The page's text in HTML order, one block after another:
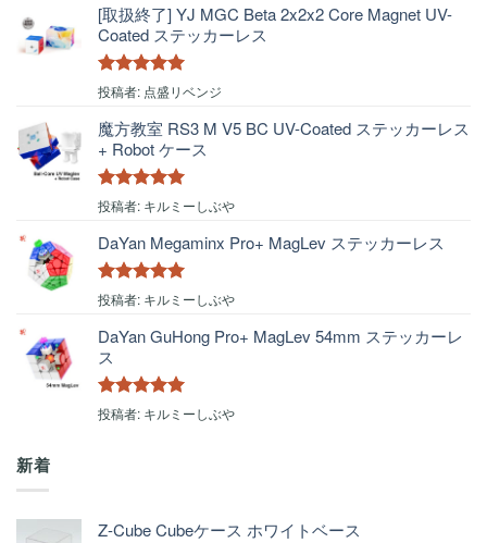
[取扱終了] YJ MGC Beta 2x2x2 Core Magnet UV-
Coated ステッカーレス
5段階中5の
投稿者: 点盛リベンジ
魔方教室 RS3 M V5 BC UV-Coated ステッカーレス
+ Robot ケース
5段階中 5 の
投稿者: キルミーしぶや
DaYan Megaminx Pro+ MagLev ステッカーレス
5段階中 5 の
投稿者: キルミーしぶや
DaYan GuHong Pro+ MagLev 54mm ステッカーレ
ス
5段階中 5 の
投稿者: キルミーしぶや
新着
Z-Cube Cubeケース ホワイトベース